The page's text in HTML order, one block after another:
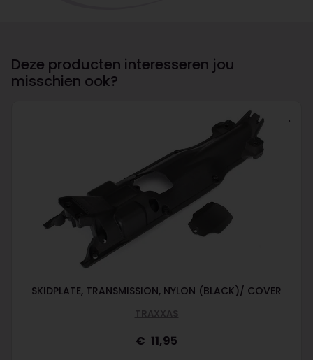
Deze producten interesseren jou
misschien ook?
SKIDPLATE, TRANSMISSION, NYLON (BLACK)/ COVER
TRAXXAS
11,95